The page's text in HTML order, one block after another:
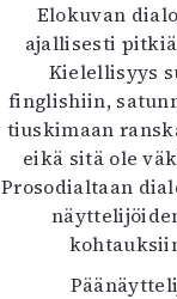
Elokuvan
ajallisesti
Kielellisyys
finglishiin,
tiuskimaan
eikä sitä ole
Prosodialtaan